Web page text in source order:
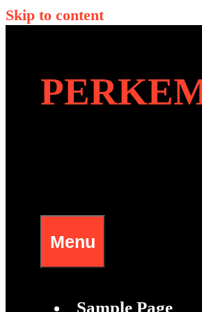
Skip to content
Menu
Sample Page